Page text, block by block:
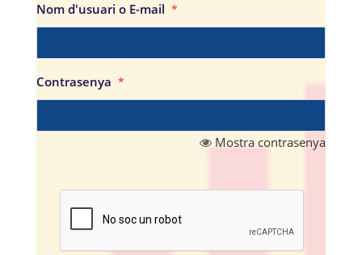
Nom d'usuari o E-mail *
Contrasenya *
Mostra contrasenya